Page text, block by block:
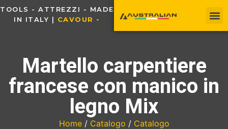
TOOLS - ATTREZZI - MADE
IN ITALY |CAVOUR - T
Martello carpentiere
francese con manico in
legno Mix
Home/ Catalogo / Catalogo